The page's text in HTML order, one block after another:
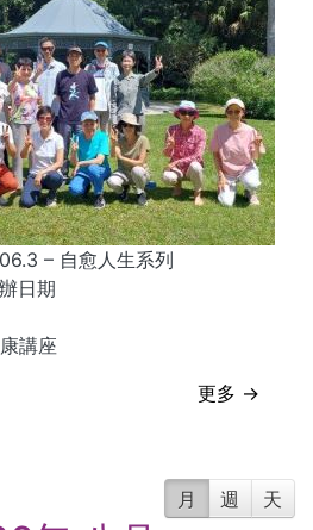
– 自愈人生系列
日期
講座
更多 →
月 週 天